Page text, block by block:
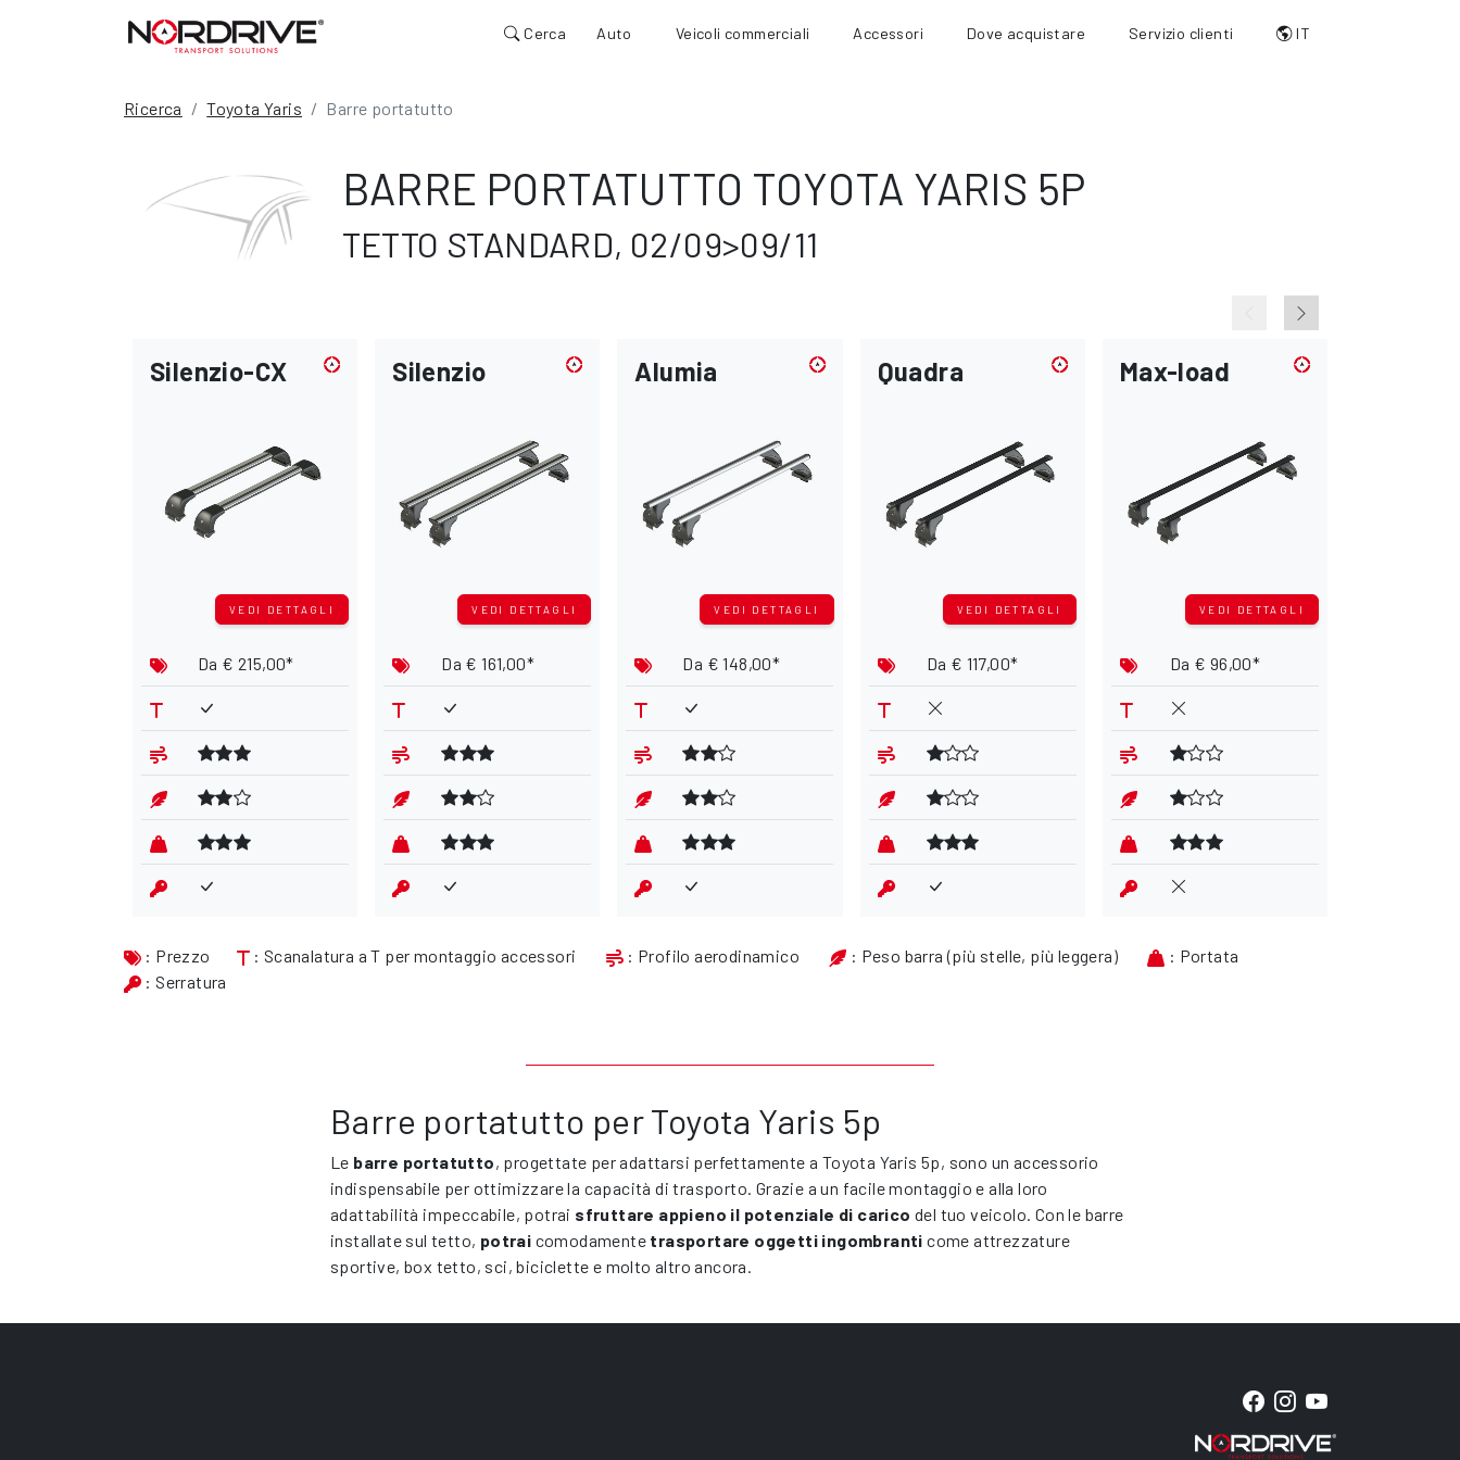
Cerca Auto Veicoli commerciali Accessori Dove acquistare Servizio clienti IT
Ricerca Toyota Yaris Barre portatutto
BARRE PORTATUTTO TOYOTA YARIS 5P
TETTO STANDARD, 02/09>09/11
Silenzio-CX
VEDI DETTAGLI
Da € 215,00*
Silenzio
VEDI DETTAGLI
Da € 161,00*
Alumia
VEDI DETTAGLI
Da € 148,00*
Quadra
VEDI DETTAGLI
Da € 117,00*
Max-load
VEDI DETTAGLI
Da € 96,00*
: Prezzo : Scanalatura a T per montaggio accessori : Profilo aerodinamico : Peso barra (più stelle, più leggera)
: Portata
: Serratura
Barre portatutto per Toyota Yaris 5p
Le barre portatutto, progettate per adattarsi perfettamente a Toyota Yaris 5p, sono un accessorio
indispensabile per ottimizzare la capacità di trasporto. Grazie a un facile montaggio e alla loro
adattabilità impeccabile, potrai sfruttare appieno il potenziale di carico del tuo veicolo. Con le barre
installate sul tetto, potrai comodamente trasportare oggetti ingombranti come attrezzature
sportive, box tetto, sci, biciclette e molto altro ancora.